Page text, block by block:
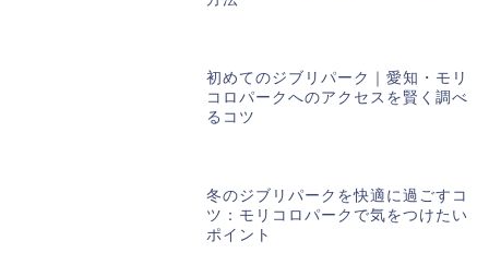
初めてのジブリパーク｜愛知・モリ
コロパークへのアクセスを賢く調べ
るコツ
冬のジブリパークを快適に過ごすコ
ツ：モリコロパークで気をつけたい
ポイント